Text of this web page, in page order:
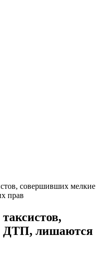
совершивших мелкие
прав
ДТП, лишаются